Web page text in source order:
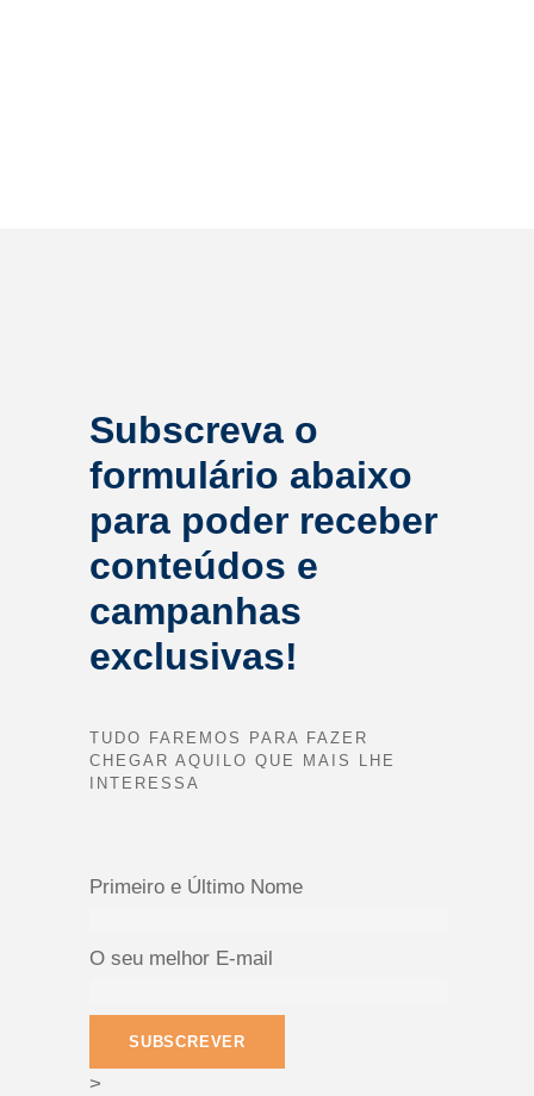
Subscreva o
formulário abaixo
para poder receber
conteúdos e
campanhas
exclusivas!
TUDO FAREMOS PARA FAZER
CHEGAR AQUILO QUE MAIS LHE
INTERESSA
Primeiro e Último Nome
O seu melhor E-mail
>